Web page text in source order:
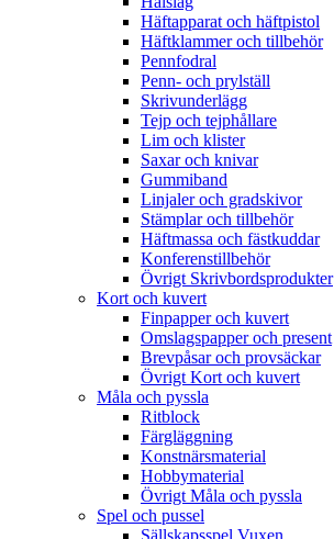
Häftapparat och häftpistol
Häftklammer och tillbehör
Pennfodral
Penn- och prylställ
Skrivunderlägg
Tejp och tejphållare
Lim och klister
Saxar och knivar
Gummiband
Linjaler och gradskivor
Stämplar och tillbehör
Häftmassa och fästkuddar
Konferenstillbehör
Övrigt Skrivbordsprodukter
Kort och kuvert
Finpapper och kuvert
Omslagspapper och present
Brevpåsar och provsäckar
Övrigt Kort och kuvert
Måla och pyssla
Ritblock
Färgläggning
Konstnärsmaterial
Hobbymaterial
Övrigt Måla och pyssla
Spel och pussel
Sällskapsspel Vuxen